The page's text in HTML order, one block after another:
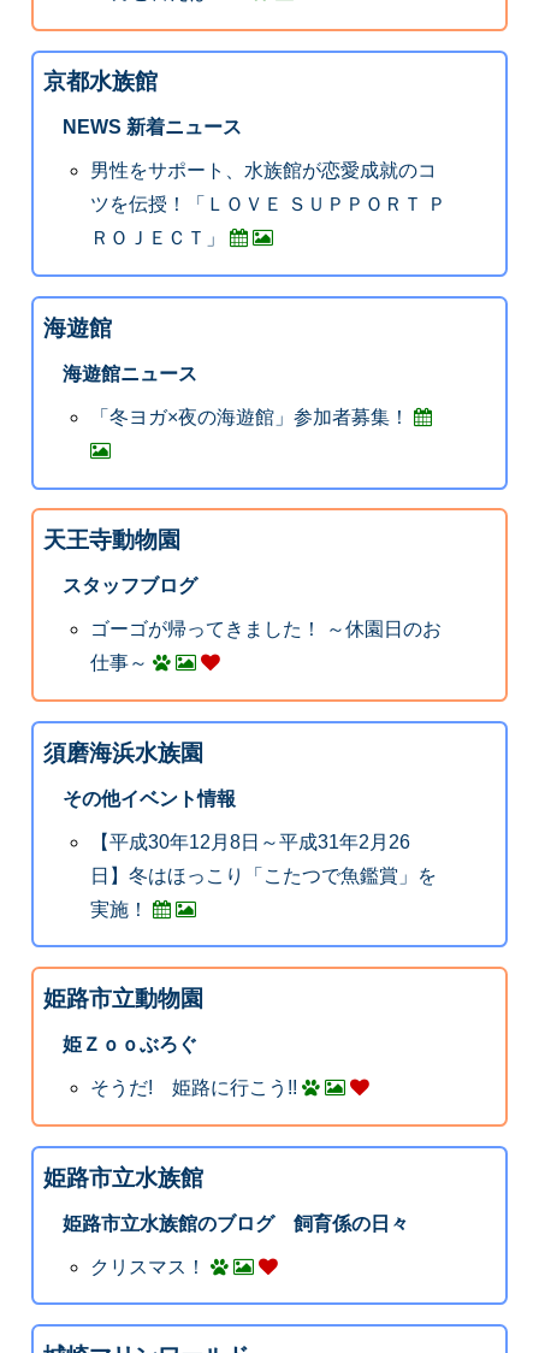
京都水族館
NEWS 新着ニュース
男性をサポート、水族館が恋愛成就のコ
ツを伝授！「ＬＯＶＥ ＳＵＰＰＯＲＴ Ｐ
ＲＯＪＥＣＴ」
海遊館
海遊館ニュース
「冬ヨガ×夜の海遊館」参加者募集！
天王寺動物園
スタッフブログ
ゴーゴが帰ってきました！ ～休園日のお
仕事～
須磨海浜水族園
その他イベント情報
【平成30年12月8日～平成31年2月26
日】冬はほっこり「こたつで魚鑑賞」を
実施！
姫路市立動物園
姫Ｚｏｏぶろぐ
そうだ! 姫路に行こう!!
姫路市立水族館
姫路市立水族館のブログ 飼育係の日々
クリスマス！